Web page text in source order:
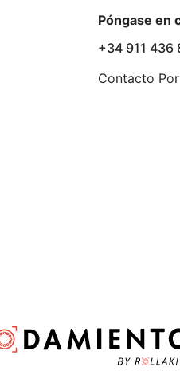
Póngase en
+34 911 436
Contacto